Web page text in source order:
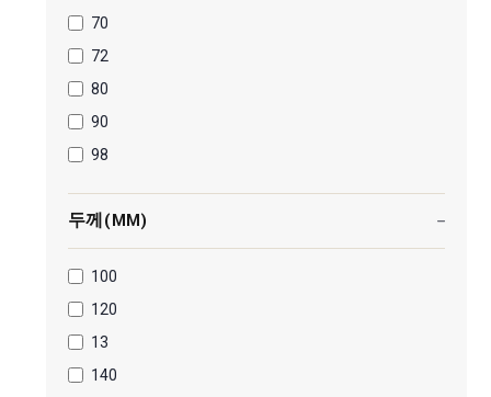
70
72
80
90
98
두께(MM)
100
120
13
140